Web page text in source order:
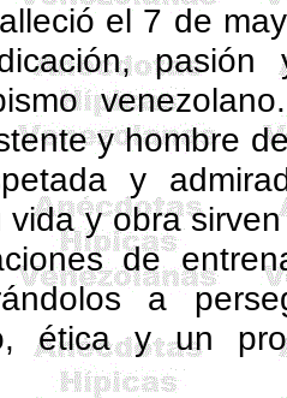
el 7 de
pasión
y hombre
y
y obra
de
a
ética y un